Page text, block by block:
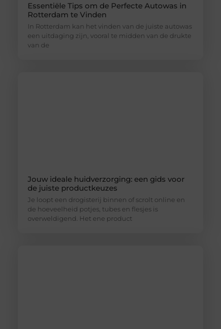
Essentiële Tips om de Perfecte Autowas in
Rotterdam te Vinden
In Rotterdam kan het vinden van de juiste autowas
een uitdaging zijn, vooral te midden van de drukte
van de
Jouw ideale huidverzorging: een gids voor
de juiste productkeuzes
Je loopt een drogisterij binnen of scrolt online en
de hoeveelheid potjes, tubes en flesjes is
overweldigend. Het ene product